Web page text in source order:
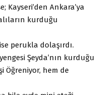
Kayseri’den Ankara’ya
kurduğu
perukla dolaşırdı.
Şeyda’nın kurduğu
Öğreniyor, hem de